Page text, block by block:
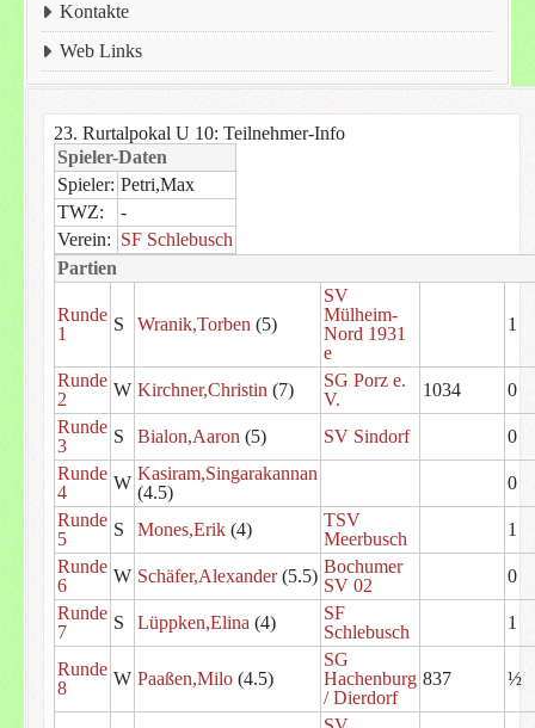
Kontakte
Web Links
23. Rurtalpokal U 10: Teilnehmer-Info
Spieler-Daten
Spieler: Petri,Max
TWZ:
-
Verein: SF Schlebusch
Partien
Runde
1
S Wranik,Torben (5)
SV
Mülheim-
Nord 1931
e
1
Runde
2
W Kirchner,Christin (7)
SG Porz e.
V.
1034
0
Runde
3
S Bialon,Aaron (5) SV Sindorf
0
Runde
4
W Kasiram,Singarakannan
(4.5)
0
Runde
5
S Mones,Erik(4)
TSV
Meerbusch
1
Runde
6
W Schäfer,Alexander(5.5) Bochumer
SV 02
0
Runde
7
S Lüppken,Elina (4)
SF
Schlebusch
1
Runde
8
W Paaßen,Milo(4.5)
SG
Hachenburg
/ Dierdorf
837 ½